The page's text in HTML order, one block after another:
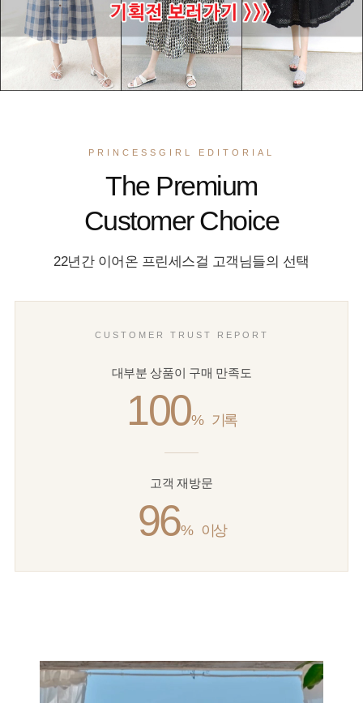
PRINCESSGIRL EDITORIAL
The Premium
Customer Choice
22년간 이어온 프린세스걸 고객님들의 선택
CUSTOMER TRUST REPORT
대부분 상품이 구매 만족도
100% 기록
고객 재방문
96% 이상